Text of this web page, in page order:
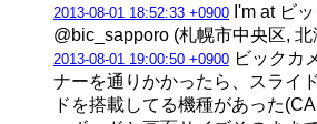
2013-08-01 18:52:33 +0900 I'm at ビ
@bic_sapporo (札幌市中央区, 北
2013-08-01 19:00:50 +0900 ビックカ
ナーを通りかかったら、スライ
ドを搭載してる機種があった